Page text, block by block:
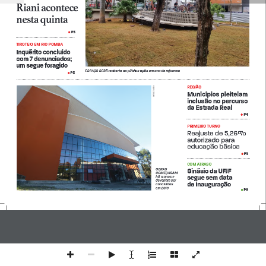
Inquérito concluído
com 7 denunciados;
um segue foragido
TIROTEIO EM RIO POMBA
• P5
Municípios pleiteiam
inclusão no percurso
da Estrada Real
REGIÃO
• P4
Reajuste de 5,26%
autorizado para
educação básica
PRIMEIRO TURNO
• P5
Ginásio da UFJF
segue sem data
de inauguração
COM ATRASO
• P9
• P3
Riani acontece
nesta quinta
ESPAÇO SERÁ reaberto ao público após um ano de reformas
FELIPE COURI
OBRAS
COMEÇARAM
há 11 anos e
deveriam ser
concluídas
em 2019